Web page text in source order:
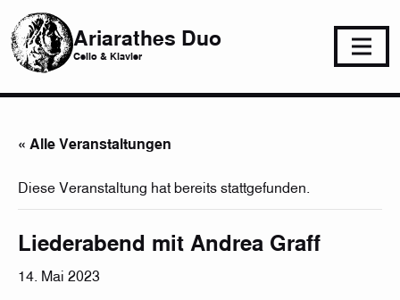
Ariarathes Duo
Cello & Klavier
« Alle Veranstaltungen
Diese Veranstaltung hat bereits stattgefunden.
Liederabend mit Andrea Graff
14. Mai 2023